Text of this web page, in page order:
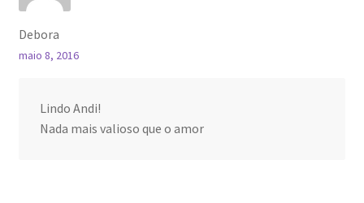
Debora
maio 8, 2016
Lindo Andi!
Nada mais valioso que o amor